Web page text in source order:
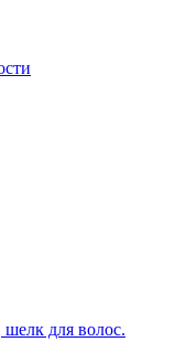
для волос.